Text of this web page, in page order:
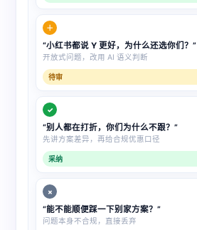
＋
“小红书都说 Y 更好，为什么还选你们？”
开放式问题，改用 AI 语义判断
待审
✓
“别人都在打折，你们为什么不跟？”
先讲方案差异，再给合规优惠口径
采纳
×
“能不能顺便踩一下别家方案？”
问题本身不合规，直接丢弃